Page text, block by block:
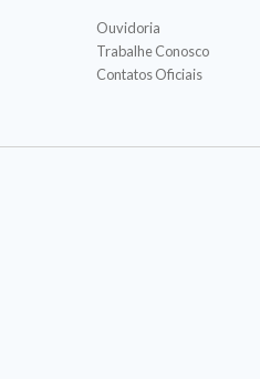
Ouvidoria
Trabalhe Conosco
Contatos Oficiais